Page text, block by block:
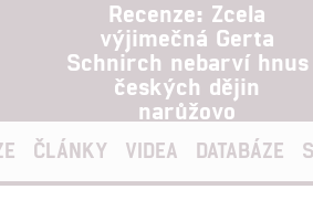
Recenze: Zcela
výjimečná Gerta
Schnirch nebarví hnus
českých dějin
narůžovo
ČLÁNKY VIDEA DATABÁZE